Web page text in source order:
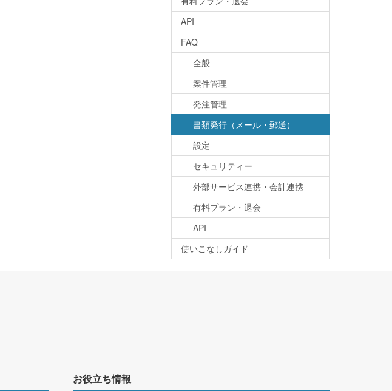
API
FAQ
全般
案件管理
発注管理
書類発行（メール・郵送）
設定
セキュリティー
外部サービス連携・会計連携
有料プラン・退会
API
使いこなしガイド
お役立ち情報